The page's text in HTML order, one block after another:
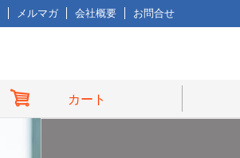
メルマガ 会社概要 お問合せ
カート